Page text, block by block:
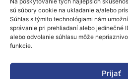
sú súbory cookie na ukladanie a/alebo
Súhlas s týmito technológiami nám
správanie pri prehliadaní alebo jedinečné
alebo odvolanie súhlasu môže
funkcie.
Prijať
zaradiť schému podpory
programu na podporu
Accelerator, a to vo
pilotný projekt pre